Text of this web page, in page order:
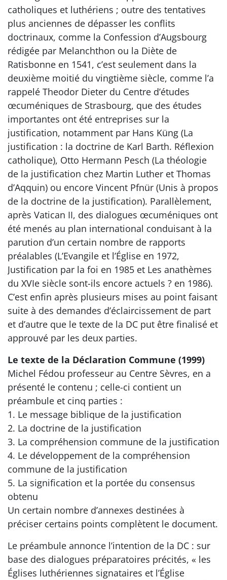
catholiques et luthériens ; outre des tentatives
plus anciennes de dépasser les conflits
doctrinaux, comme la Confession d’Augsbourg
rédigée par Melanchthon ou la Diète de
Ratisbonne en 1541, c’est seulement dans la
deuxième moitié du vingtième siècle, comme l’a
rappelé Theodor Dieter du Centre d’études
œcuméniques de Strasbourg, que des études
importantes ont été entreprises sur la
justification, notamment par Hans Küng (La
justification : la doctrine de Karl Barth. Réflexion
catholique), Otto Hermann Pesch (La théologie
de la justification chez Martin Luther et Thomas
d’Aqquin) ou encore Vincent Pfnür (Unis à propos
de la doctrine de la justification). Parallèlement,
après Vatican II, des dialogues œcuméniques ont
été menés au plan international conduisant à la
parution d’un certain nombre de rapports
préalables (L’Evangile et l’Église en 1972,
Justification par la foi en 1985 et Les anathèmes
du XVIe siècle sont-ils encore actuels ? en 1986).
C’est enfin après plusieurs mises au point faisant
suite à des demandes d’éclaircissement de part
et d’autre que le texte de la DC put être finalisé et
approuvé par les deux parties.
Le texte de la Déclaration Commune (1999)
Michel Fédou professeur au Centre Sèvres, en a
présenté le contenu ; celle-ci contient un
préambule et cinq parties :
1. Le message biblique de la justification
2. La doctrine de la justification
3. La compréhension commune de la justification
4. Le développement de la compréhension
commune de la justification
5. La signification et la portée du consensus
obtenu
Un certain nombre d’annexes destinées à
préciser certains points complètent le document.
Le préambule annonce l’intention de la DC : sur
base des dialogues préparatoires précités, « les
Églises luthériennes signataires et l’Église